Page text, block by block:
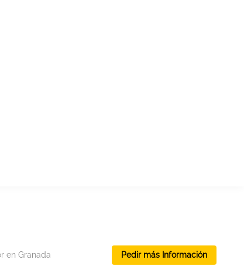
en Granada Pedir más Información